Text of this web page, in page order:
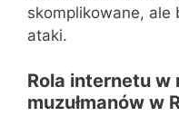
skomplikowane, ale
ataki.
Rola internetu
muzułmanów w